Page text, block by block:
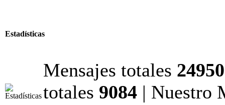
Estadísticas
Mensajes totales
totales 9084 | Nuestro